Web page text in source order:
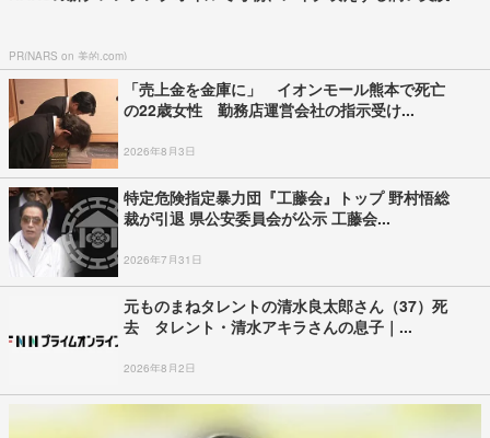
PR(NARS on 美的.com)
「売上金を金庫に」 イオンモール熊本で死亡
の22歳女性 勤務店運営会社の指示受け...
2026年8月3日
特定危険指定暴力団『工藤会』トップ 野村悟総
裁が引退 県公安委員会が公示 工藤会...
2026年7月31日
元ものまねタレントの清水良太郎さん（37）死
去 タレント・清水アキラさんの息子｜...
2026年8月2日